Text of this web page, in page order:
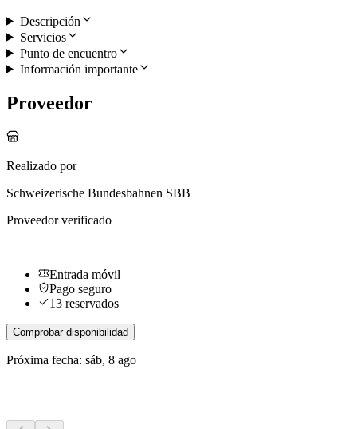
Descripción
Servicios
Punto de encuentro
Información importante
Proveedor
Realizado por
Schweizerische Bundesbahnen SBB
Proveedor verificado
Entrada móvil
Pago seguro
13 reservados
Comprobar disponibilidad
Próxima fecha: sáb, 8 ago